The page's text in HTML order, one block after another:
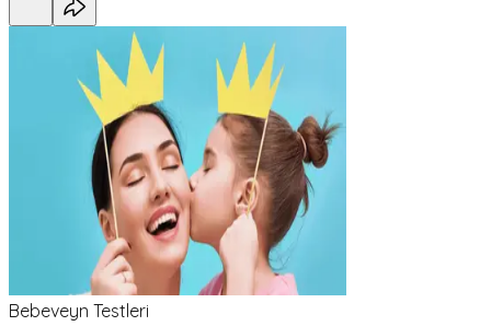
Bebeveyn Testleri